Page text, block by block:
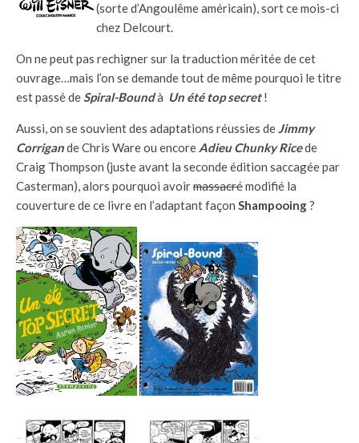
(sorte d’Angoulême américain), sort ce mois-ci
chez Delcourt.
On ne peut pas rechigner sur la traduction méritée de cet
ouvrage…mais l’on se demande tout de même pourquoi le titre
est passé deSpiral-Boundà Un été top secret!
Aussi, on se souvient des adaptations réussies deJimmy
Corrigande Chris Ware ou encore Adieu Chunky Ricede
Craig Thompson (juste avant la seconde édition saccagée par
Casterman), alors pourquoi avoirmassacrémodifié la
couverture de ce livre en l’adaptant façon Shampooing?